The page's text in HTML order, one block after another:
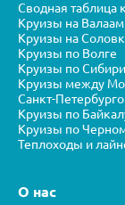
Сводная таблица
Круизы на Валаам
Круизы на
Круизы по Волге
Круизы по Сибири
Круизы между
Санкт-
Круизы по
Круизы по
Теплоходы и
О нас